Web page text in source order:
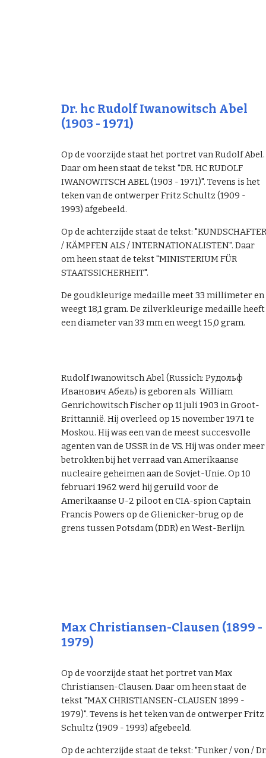
Dr. hc Rudolf Iwanowitsch Abel
(1903 - 1971)
Op de voorzijde staat het portret van Rudolf Abel.
Daar om heen staat de tekst "DR. HC RUDOLF
IWANOWITSCH ABEL (1903 - 1971)". Tevens is het
teken van de ontwerper Fritz Schultz (1909 -
1993) afgebeeld.
Op de achterzijde staat de tekst: "KUNDSCHAFTER
/ KÄMPFEN ALS / INTERNATIONALISTEN". Daar
om heen staat de tekst "MINISTERIUM FÜR
STAATSSICHERHEIT".
De goudkleurige medaille meet 33 millimeter en
weegt 18,1 gram. De zilverkleurige medaille heeft
een diameter van 33 mm en weegt 15,0 gram.
Rudolf Iwanowitsch Abel (Russich: Рудольф
Иванович Абель) is geboren als William
Genrichowitsch Fischer op 11 juli 1903 in Groot-
Brittannië. Hij overleed op 15 november 1971 te
Moskou. Hij was een van de meest succesvolle
agenten van de USSR in de VS. Hij was onder meer
betrokken bij het verraad van Amerikaanse
nucleaire geheimen aan de Sovjet-Unie. Op 10
februari 1962 werd hij geruild voor de
Amerikaanse U-2 piloot en CIA-spion Captain
Francis Powers op de Glienicker-brug op de
grens tussen Potsdam (DDR) en West-Berlijn.
Max Christiansen-Clausen (1899 -
1979)
Op de voorzijde staat het portret vanMax
Christiansen-Clausen. Daar om heen staat de
tekst "MAX CHRISTIANSEN-CLAUSEN 1899 -
1979)". Tevens is het teken van de ontwerper Fritz
Schultz (1909 - 1993) afgebeeld.
Op de achterzijde staat de tekst: "Funker / von /